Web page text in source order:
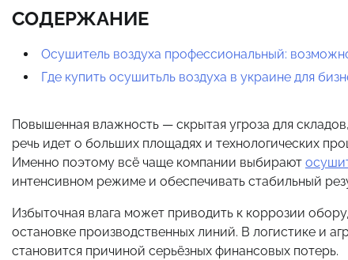
СОДЕРЖАНИЕ
Осушитель воздуха профессиональный:
Где купить осушитьль воздуха в украине для
Повышенная влажность — скрытая угроза для
речь идет о больших площадях и технологических
Именно поэтому всё чаще компании выбирают
интенсивном режиме и обеспечивать стабильный
Избыточная влага может приводить к коррозии
остановке производственных линий. В логистике и
становится причиной серьёзных финансовых потерь.